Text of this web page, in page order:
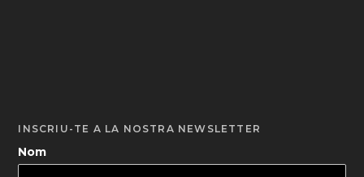
INSCRIU-TE A LA NOSTRA NEWSLETTER
Nom